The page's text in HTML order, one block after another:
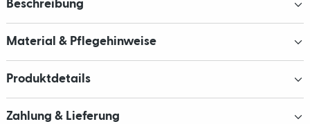
Beschreibung
Material & Pflegehinweise
Produktdetails
Zahlung & Lieferung